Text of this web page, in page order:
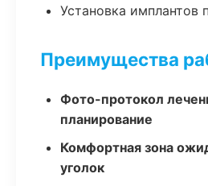
Установка имплантов
Преимущества
Фото-протокол
планирование
Комфортная зона
уголок